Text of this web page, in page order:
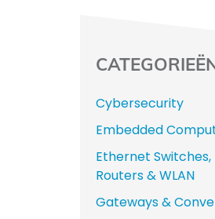
Cybersecurity
Embedded
Ethernet Switches,
Routers & WLAN
Gateways &